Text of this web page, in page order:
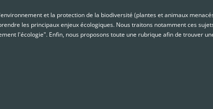
et la protection de la biodiversité (plantes et animaux
les principaux enjeux écologiques. Nous traitons notamment ces
l'écologie". Enfin, nous proposons toute une rubrique afin de trouver